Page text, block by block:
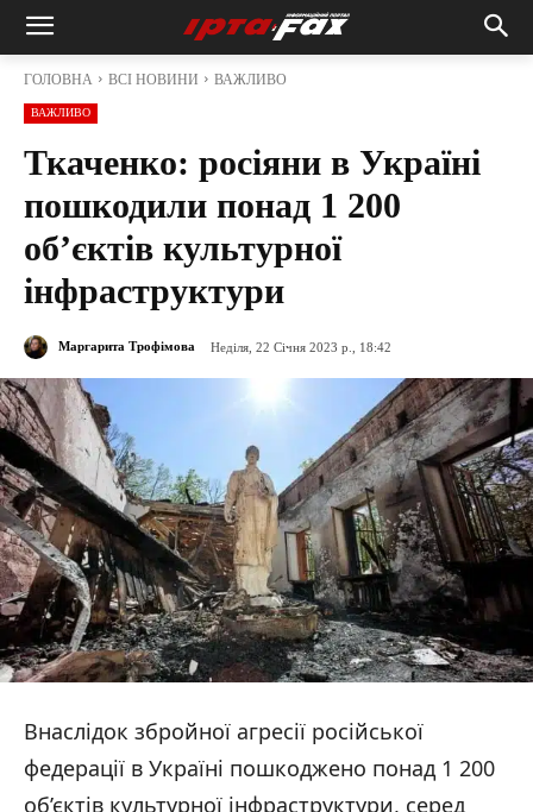
ГОЛОВНА ВСІ НОВИНИ ВАЖЛИВО
ВАЖЛИВО
Ткаченко: росіяни в Україні
пошкодили понад 1 200
об’єктів культурної
інфраструктури
Маргарита Трофімова Неділя, 22 Січня 2023 р., 18:42
Внаслідок збройної агресії російської
федерації в Україні пошкоджено понад 1 200
об’єктів культурної інфраструктури, серед